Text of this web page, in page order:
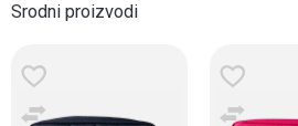
Srodni proizvodi